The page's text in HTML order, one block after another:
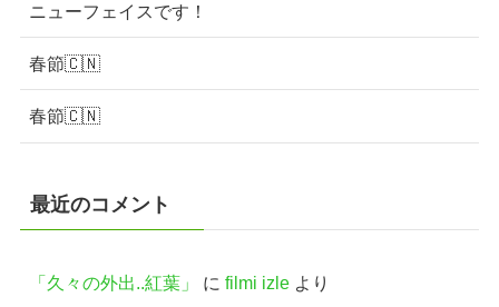
ニューフェイスです！
春節🇨🇳
春節🇨🇳
最近のコメント
「久々の外出..紅葉」 に filmi izleより